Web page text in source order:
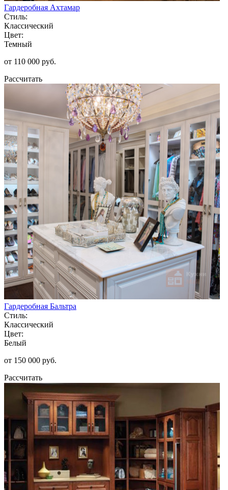
Гардеробная Ахтамар
Стиль:
Классический
Цвет:
Темный
от 110 000 руб.
Рассчитать
Гардеробная Бальтра
Стиль:
Классический
Цвет:
Белый
от 150 000 руб.
Рассчитать